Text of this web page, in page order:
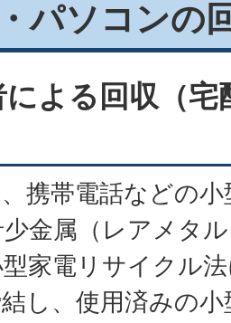
パソコンの
よる回収（宅
携帯電話などの
金属（レアメタ
家電リサイクル
し、使用済みの